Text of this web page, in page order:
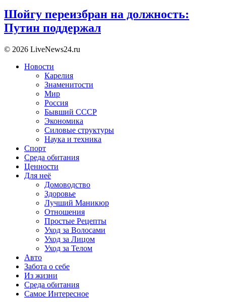
Шойгу переизбран на должность:
Путин поддержал
© 2026 LiveNews24.ru
Новости
Карелия
Знаменитости
Мир
Россия
Бывший СССР
Экономика
Силовые структуры
Наука и техника
Спорт
Среда обитания
Ценности
Для неё
Домоводство
Здоровье
Лучший Маникюр
Отношения
Простые Рецепты
Уход за Волосами
Уход за Лицом
Уход за Телом
Авто
Забота о себе
Из жизни
Среда обитания
Самое Интересное